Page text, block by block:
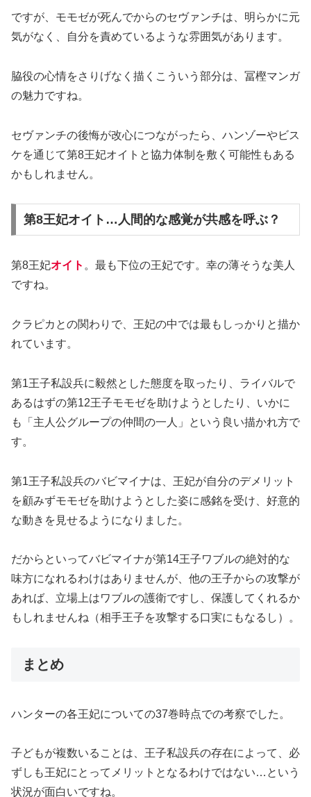
ですが、モモゼが死んでからのセヴァンチは、明らかに元
気がなく、自分を責めているような雰囲気があります。
脇役の心情をさりげなく描くこういう部分は、冨樫マンガ
の魅力ですね。
セヴァンチの後悔が改心につながったら、ハンゾーやビス
ケを通じて第8王妃オイトと協力体制を敷く可能性もある
かもしれません。
第8王妃オイト…人間的な感覚が共感を呼ぶ？
第8王妃オイト 。最も下位の王妃です。幸の薄そうな美人
ですね。
クラピカとの関わりで、王妃の中では最もしっかりと描か
れています。
第1王子私設兵に毅然とした態度を取ったり、ライバルで
あるはずの第12王子モモゼを助けようとしたり、いかに
も「主人公グループの仲間の一人」という良い描かれ方で
す。
第1王子私設兵のバビマイナは、王妃が自分のデメリット
を顧みずモモゼを助けようとした姿に感銘を受け、好意的
な動きを見せるようになりました。
だからといってバビマイナが第14王子ワブルの絶対的な
味方になれるわけはありませんが、他の王子からの攻撃が
あれば、立場上はワブルの護衛ですし、保護してくれるか
もしれませんね（相手王子を攻撃する口実にもなるし）。
まとめ
ハンターの各王妃についての37巻時点での考察でした。
子どもが複数いることは、王子私設兵の存在によって、必
ずしも王妃にとってメリットとなるわけではない…という
状況が面白いですね。